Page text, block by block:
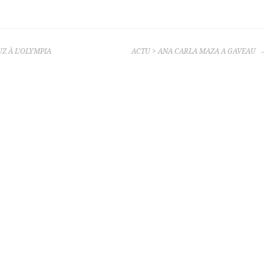
À L’OLYMPIA ACTU > ANA CARLA MAZA A GAVEAU